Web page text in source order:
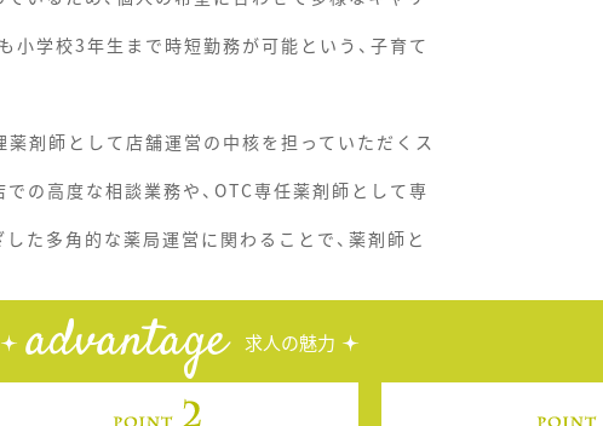
学校3年生まで時短勤務が可能という、子育て
剤師として店舗運営の中核を担っていただくス
の高度な相談業務や、OTC専任薬剤師として専
た多角的な薬局運営に関わることで、薬剤師と
advantage 求人の魅力